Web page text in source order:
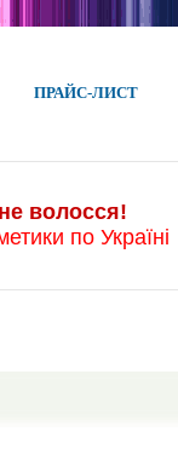
ПРАЙС-ЛИСТ
волосся!
по Україні